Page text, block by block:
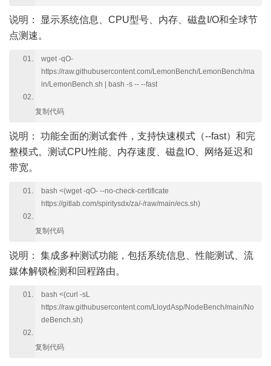
说明：
显示系统信息、CPU型号、内存、磁盘I/O和全球节
点测速。
wget -qO-
https://raw.githubusercontent.com/LemonBench/LemonBench/ma
in/LemonBench.sh | bash -s -- --fast
复制代码
说明：
功能全面的测试套件，支持快速模式（--fast）和完
整模式。测试CPU性能、内存速度、磁盘IO、网络延迟和
带宽。
bash <(wget -qO- --no-check-certificate
https://gitlab.com/spiritysdx/za/-/raw/main/ecs.sh)
复制代码
说明：
集成多种测试功能，包括系统信息、性能测试、流
媒体解锁检测和回程路由。
bash <(curl -sL
https://raw.githubusercontent.com/LloydAsp/NodeBench/main/No
deBench.sh)
复制代码